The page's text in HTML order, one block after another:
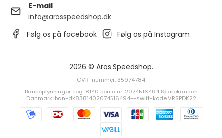
E-mail
info@arosspeedshop.dk
Følg os på facebook
Følg os på Instagram
2026 © Aros Speedshop.
CVR-nummer: 35974784
Bankoplysninger: reg. 8140 konto nr. 2074516494 Sparekassen
Danmark.iban-dk8381402074516494--swift-kode VRSPDK22